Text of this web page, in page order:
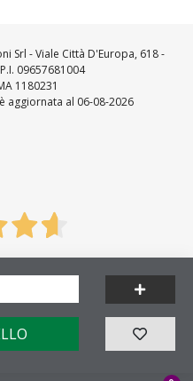
Srl - Viale Città D'Europa, 618 -
09657681004
1180231
aggiornata al 06-08-2026
feedbacks